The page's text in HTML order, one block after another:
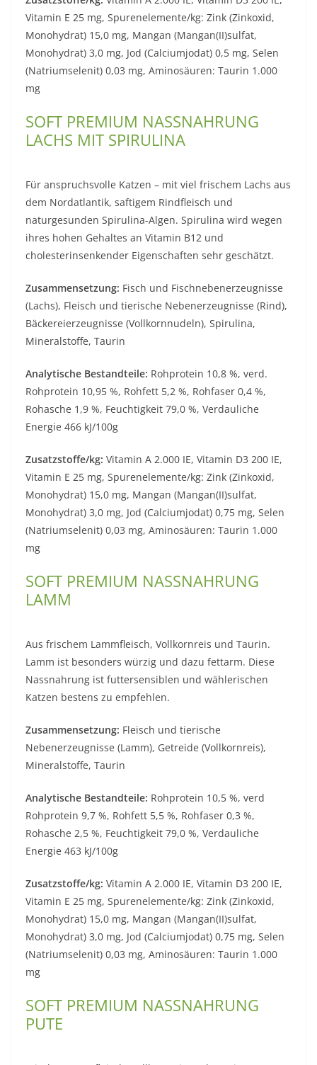
Vitamin E 25 mg, Spurenelemente/kg: Zink (Zinkoxid,
Monohydrat) 15,0 mg, Mangan (Mangan(II)sulfat,
Monohydrat) 3,0 mg, Jod (Calciumjodat) 0,5 mg, Selen
(Natriumselenit) 0,03 mg, Aminosäuren: Taurin 1.000
mg
SOFT PREMIUM NASSNAHRUNG
LACHS MIT SPIRULINA
Für anspruchsvolle Katzen – mit viel frischem Lachs aus
dem Nordatlantik, saftigem Rindfleisch und
naturgesunden Spirulina-Algen. Spirulina wird wegen
ihres hohen Gehaltes an Vitamin B12 und
cholesterinsenkender Eigenschaften sehr geschätzt.
Zusammensetzung: Fisch und Fischnebenerzeugnisse
(Lachs), Fleisch und tierische Nebenerzeugnisse (Rind),
Bäckereierzeugnisse (Vollkornnudeln), Spirulina,
Mineralstoffe, Taurin
Analytische Bestandteile: Rohprotein 10,8 %, verd.
Rohprotein 10,95 %, Rohfett 5,2 %, Rohfaser 0,4 %,
Rohasche 1,9 %, Feuchtigkeit 79,0 %, Verdauliche
Energie 466 kJ/100g
Zusatzstoffe/kg: Vitamin A 2.000 IE, Vitamin D3 200 IE,
Vitamin E 25 mg, Spurenelemente/kg: Zink (Zinkoxid,
Monohydrat) 15,0 mg, Mangan (Mangan(II)sulfat,
Monohydrat) 3,0 mg, Jod (Calciumjodat) 0,75 mg, Selen
(Natriumselenit) 0,03 mg, Aminosäuren: Taurin 1.000
mg
SOFT PREMIUM NASSNAHRUNG
LAMM
Aus frischem Lammfleisch, Vollkornreis und Taurin.
Lamm ist besonders würzig und dazu fettarm. Diese
Nassnahrung ist futtersensiblen und wählerischen
Katzen bestens zu empfehlen.
Zusammensetzung: Fleisch und tierische
Nebenerzeugnisse (Lamm), Getreide (Vollkornreis),
Mineralstoffe, Taurin
Analytische Bestandteile: Rohprotein 10,5 %, verd
Rohprotein 9,7 %, Rohfett 5,5 %, Rohfaser 0,3 %,
Rohasche 2,5 %, Feuchtigkeit 79,0 %, Verdauliche
Energie 463 kJ/100g
Zusatzstoffe/kg: Vitamin A 2.000 IE, Vitamin D3 200 IE,
Vitamin E 25 mg, Spurenelemente/kg: Zink (Zinkoxid,
Monohydrat) 15,0 mg, Mangan (Mangan(II)sulfat,
Monohydrat) 3,0 mg, Jod (Calciumjodat) 0,75 mg, Selen
(Natriumselenit) 0,03 mg, Aminosäuren: Taurin 1.000
mg
SOFT PREMIUM NASSNAHRUNG
PUTE